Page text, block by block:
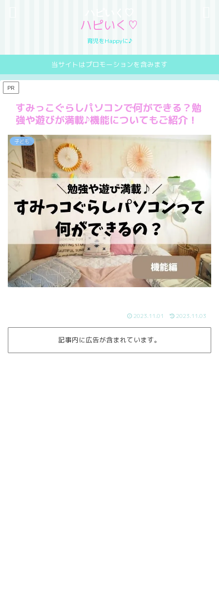
ハピいく♡
育児をHappyに♪
当サイトはプロモーションを含みます
PR
すみっこぐらしパソコンで何ができる？勉
強や遊びが満載♪機能についてもご紹介！
子ども
2023.11.01 2023.11.03
記事内に広告が含まれています。